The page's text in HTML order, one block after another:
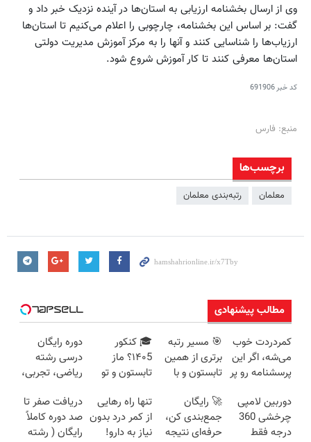
وی از ارسال بخشنامه‌ ارزیابی به استان‌ها در آینده نزدیک خبر داد و
گفت: بر اساس این بخشنامه، چارچوبی را اعلام می‌کنیم تا استان‌ها
ارزیاب‌ها را شناسایی کنند و آنها را به مرکز آموزش مدیریت دولتی
استان‌ها معرفی کنند تا کار آموزش شروع شود.
کد خبر691906
منبع: فارس
برچسب‌ها
معلمان رتبه‌بندی معلمان
مطالب پیشنهادی
کمردردت خوب
می‌شه، اگر این
پرسشنامه رو پر
🎯 مسیر رتبه
برتری از همین
تابستون و با
شروع میشه!
🎓 کنکور
۱۴۰5؟ ماز
تابستون و تو
میکنه 🏆
دوره رایگان
درسی رشته
ریاضی، تجربی،
بگیرش)
دوربین لامپی
چرخشی 360
درجه فقط
🚀 رایگان
جمع‌بندی کن،
حرفه‌ای نتیجه
تنها راه رهایی
از کمر درد بدون
نیاز به دارو!
دریافت صفر تا
صد دوره کاملاً
رایگان ( رشته